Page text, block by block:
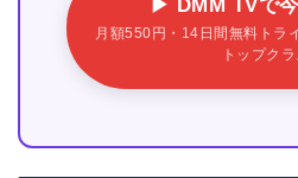
▶ DMM TVで
月額550円・14日間無料トラ
トップクラ